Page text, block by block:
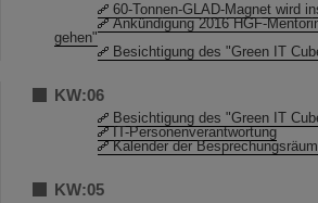
60-Tonnen-GLAD-Magnet wird
Ankündigung 2016 HGF-
gehen"
Besichtigung des "Green IT
KW:06
Besichtigung des "Green IT
IT-Personenverantwortung
Kalender der
KW:05